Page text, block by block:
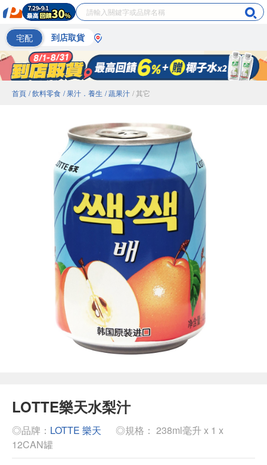
宅配 到店取貨
首頁 / 飲料零食 / 果汁．養生 / 蔬果汁 / 其它
LOTTE樂天水梨汁
◎品牌： LOTTE 樂天
◎規格： 238ml毫升 x 1 x
12CAN罐